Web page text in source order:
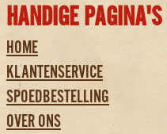
HANDIGE PAGINA'S
HOME
KLANTENSERVICE
SPOEDBESTELLING
OVER ONS